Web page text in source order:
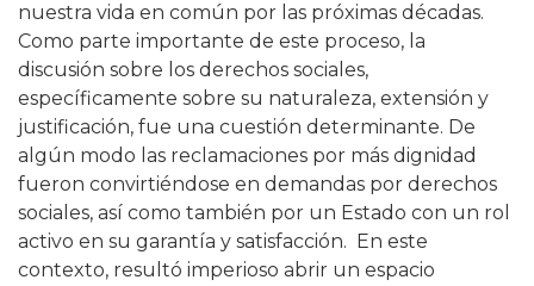
nuestra vida en común por las próximas décadas.
Como parte importante de este proceso, la
discusión sobre los derechos sociales,
específicamente sobre su naturaleza, extensión y
justificación, fue una cuestión determinante. De
algún modo las reclamaciones por más dignidad
fueron convirtiéndose en demandas por derechos
sociales, así como también por un Estado con un rol
activo en su garantía y satisfacción. En este
contexto, resultó imperioso abrir un espacio